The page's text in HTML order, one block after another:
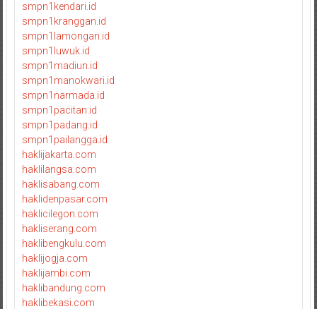
smpn1kendari.id
smpn1kranggan.id
smpn1lamongan.id
smpn1luwuk.id
smpn1madiun.id
smpn1manokwari.id
smpn1narmada.id
smpn1pacitan.id
smpn1padang.id
smpn1pailangga.id
haklijakarta.com
haklilangsa.com
haklisabang.com
haklidenpasar.com
haklicilegon.com
hakliserang.com
haklibengkulu.com
haklijogja.com
haklijambi.com
haklibandung.com
haklibekasi.com